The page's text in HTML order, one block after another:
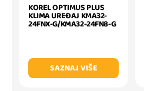
KOREL OPTIMUS PLUS
KLIMA UREĐAJ KMA32-
24FNX-G/KMA32-24FN8-G
SAZNAJ VIŠE